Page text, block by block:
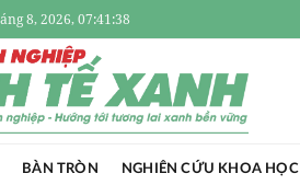
8, 2026, 07:41:38
BÀN TRÒN NGHIÊN CỨU KHOA HỌC